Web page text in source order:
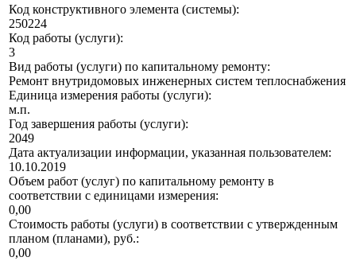
Код конструктивного элемента (системы):
250224
Код работы (услуги):
3
Вид работы (услуги) по капитальному ремонту:
Ремонт внутридомовых инженерных систем теплоснабжения
Единица измерения работы (услуги):
м.п.
Год завершения работы (услуги):
2049
Дата актуализации информации, указанная пользователем:
10.10.2019
Объем работ (услуг) по капитальному ремонту в
соответствии с единицами измерения:
0,00
Стоимость работы (услуги) в соответствии с утвержденным
планом (планами), руб.:
0,00